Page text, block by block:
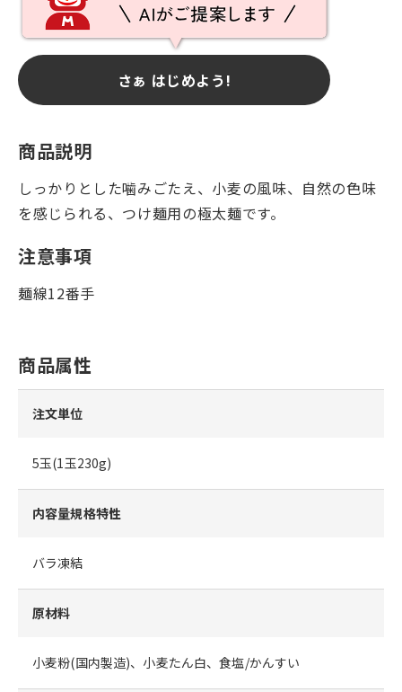
さぁ はじめよう!
商品説明
しっかりとした噛みごたえ、小麦の風味、自然の色味
を感じられる、つけ麺用の極太麺です。
注意事項
麺線12番手
商品属性
注文単位
5玉(1玉230g)
内容量規格特性
バラ凍結
原材料
小麦粉(国内製造)、小麦たん白、食塩/かんすい